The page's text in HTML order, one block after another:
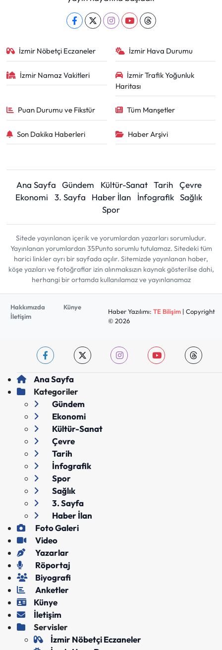
İzmir Nöbetçi Eczaneler İzmir Hava Durumu
İzmir Namaz Vakitleri
İzmir Trafik Yoğunluk
Haritası
Puan Durumu ve Fikstür Tüm Manşetler
Son Dakika Haberleri Haber Arşivi
Ana Sayfa Gündem Kültür-Sanat Tarih
Çevre
Ekonomi
3. Sayfa Haber İlan İnfografik Sağlık
Spor
Sitede yayınlanan içerik ve yorumlardan yazarları sorumludur.
Yayınlanan yorumlardan 35Punto sorumlu tutulamaz. Sitedeki tüm
harici linkler ayrı bir sayfada açılır. Sitemizde yayınlanan haber,
köşe yazıları ve fotoğraflar izin alınmaksızın kaynak gösterilse dahi,
herhangi bir ortamda kullanılamaz ve yayınlanamaz
Hakkımızda
Künye
İletişim
Haber Yazılımı: TE Bilişim| Copyright
© 2026
Ana Sayfa
Kategoriler
Gündem
Ekonomi
Kültür-Sanat
Çevre
Tarih
İnfografik
Spor
Sağlık
3. Sayfa
Haber İlan
Foto Galeri
Video
Yazarlar
Röportaj
Biyografi
Anketler
Künye
İletişim
Servisler
İzmir Nöbetçi Eczaneler